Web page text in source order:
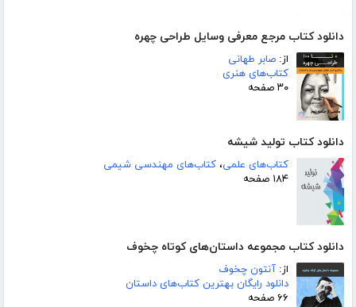
دانلود کتاب مرجع معرفی وسایل طراحی چهره
از: صابر طهانی
کتاب‌های هنری
۳۰ صفحه
دانلود کتاب تولید شیشه
کتاب‌های علمی، کتاب‌های مهندسی شیمی
۱۸۴ صفحه
دانلود کتاب مجموعه داستان‌های کوتاه چخوف
از: آنتون چخوف
دانلود رایگان بهترین کتاب‌های داستان
۶۶ صفحه